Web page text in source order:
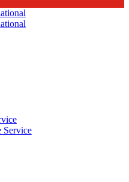
Service